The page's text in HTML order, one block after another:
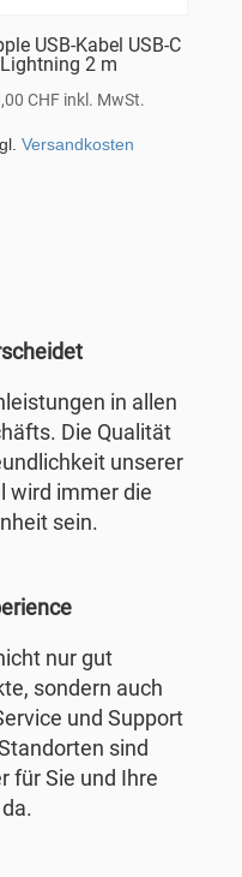
USB-Kabel USB-C
2 m
CHF inkl. MwSt.
Versandkosten
in allen
Die Qualität
unserer
wird immer die
sein.
nur gut
sondern auch
und Support
sind
für Sie und Ihre